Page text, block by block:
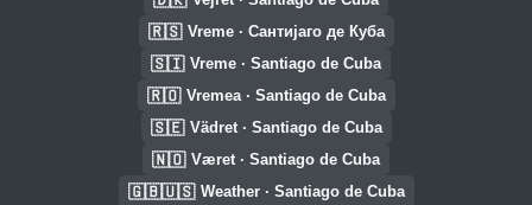
🇷🇸 Vreme · Сантијаго де Куба
🇸🇮 Vreme · Santiago de Cuba
🇷🇴 Vremea · Santiago de Cuba
🇸🇪 Vädret · Santiago de Cuba
🇳🇴 Været · Santiago de Cuba
🇬🇧🇺🇸 Weather · Santiago de Cuba